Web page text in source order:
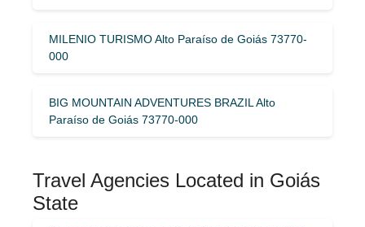
MILENIO TURISMO Alto Paraíso de Goiás 73770-
000
BIG MOUNTAIN ADVENTURES BRAZIL Alto
Paraíso de Goiás 73770-000
Travel Agencies Located in Goiás
State